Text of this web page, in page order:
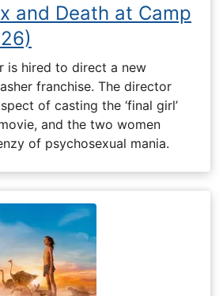
and Death at Camp
is hired to direct a new
franchise. The director
of casting the ‘final girl’
and the two women
of psychosexual mania.